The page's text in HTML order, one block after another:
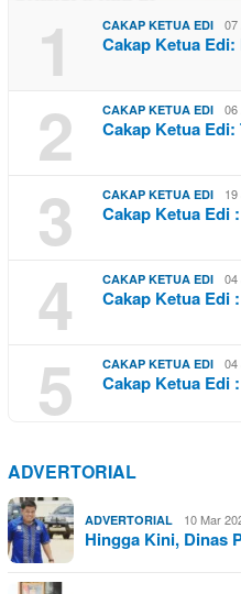
1 CAKAP KETUA EDI 07
Cakap Ketua
2 CAKAP KETUA EDI 06
Cakap Ketua
3 CAKAP KETUA EDI
Cakap Ketua
4 CAKAP KETUA EDI 04
Cakap Ketua
5 CAKAP KETUA EDI 04
Cakap Ketua Edi
ADVERTORIAL
ADVERTORIAL 10 Mar
Hingga Kini, Dinas